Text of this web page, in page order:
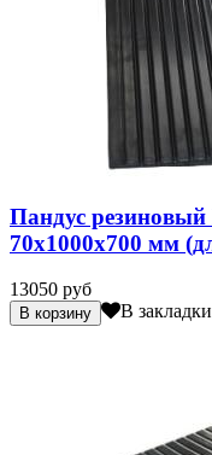
Пандус
70х1000х700 мм
13050 руб
В закладки